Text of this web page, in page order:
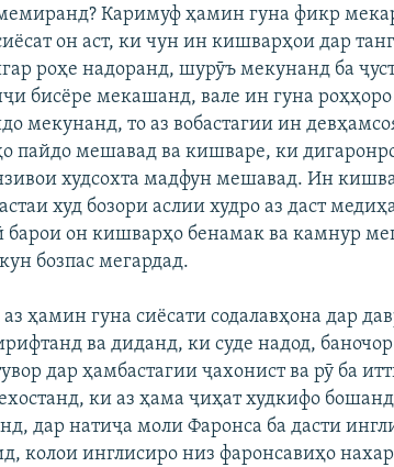
Каримуф ҳамин гуна фикр
он аст, ки чун ин кишварҳои дар
роҳе надоранд, шурӯъ мекунанд ба
бисёре мекашанд, вале ин гуна
мекунанд, то аз вобастагии ин
пайдо мешавад ва кишваре, ки
худсохта мадфун мешавад. Ин
худ бозори аслии худро аз даст
барои он кишварҳо бенамак ва камнур
бозпас мегардад.
ҳамин гуна сиёсати содалавҳона дар
ва диданд, ки суде надод, баночор
дар ҳамбастагии ҷахонист ва рӯ ба
ки аз ҳама ҷиҳат худкифо бошанд
дар натиҷа моли Фаронса ба дасти
колои инглисиро низ фаронсавиҳо